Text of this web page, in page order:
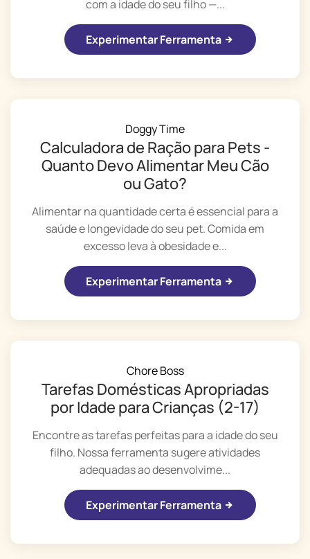
com a idade do seu filho —...
Experimentar Ferramenta
Doggy Time
Calculadora de Ração para Pets -
Quanto Devo Alimentar Meu Cão
ou Gato?
Alimentar na quantidade certa é essencial para a
saúde e longevidade do seu pet. Comida em
excesso leva à obesidade e...
Experimentar Ferramenta
Chore Boss
Tarefas Domésticas Apropriadas
por Idade para Crianças (2-17)
Encontre as tarefas perfeitas para a idade do seu
filho. Nossa ferramenta sugere atividades
adequadas ao desenvolvime...
Experimentar Ferramenta